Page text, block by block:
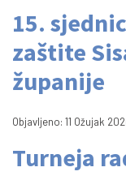
15.
zaštite
županije
Objavljeno: 11 Ožujak
Turneja